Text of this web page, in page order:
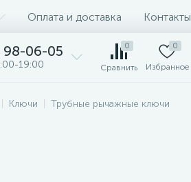
Оплата и доставка Контакты
98-06-05
19:00
0
Сравнить
0
Избранное
Ключи Трубные рычажные ключи